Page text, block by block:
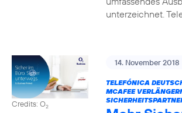
unterzeichnet.
Credits: O2
14. November 2018
TELEFÓNICA
MCAFEE